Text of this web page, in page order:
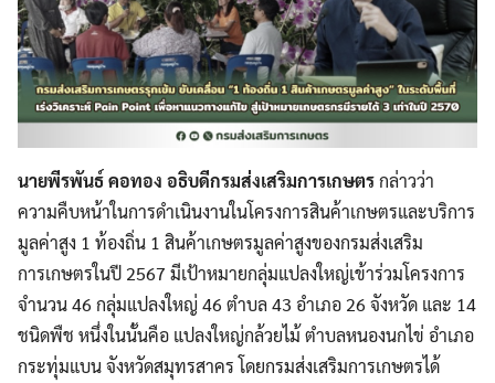
นายพีรพันธ์ คอทอง อธิบดีกรมส่งเสริมการเกษตรกล่าวว่า
ความคืบหน้าในการดำเนินงานในโครงการสินค้าเกษตรและบริการ
มูลค่าสูง 1 ท้องถิ่น 1 สินค้าเกษตรมูลค่าสูงของกรมส่งเสริม
การเกษตรในปี 2567 มีเป้าหมายกลุ่มแปลงใหญ่เข้าร่วมโครงการ
จำนวน 46 กลุ่มแปลงใหญ่ 46 ตำบล 43 อำเภอ 26 จังหวัด และ 14
ชนิดพืช หนึ่งในนั้นคือ แปลงใหญ่กล้วยไม้ ตำบลหนองนกไข่ อำเภอ
กระทุ่มแบน จังหวัดสมุทรสาคร โดยกรมส่งเสริมการเกษตรได้